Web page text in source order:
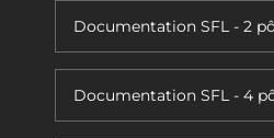
Documentation SFL - 2
Documentation SFL - 4